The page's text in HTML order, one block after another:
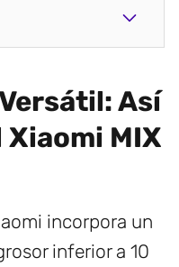
Así
Xiaomi MIX
incorpora un
inferior a 10